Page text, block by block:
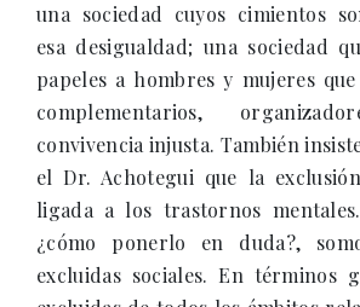
una sociedad cuyos cimientos
esa desigualdad; una sociedad
papeles a hombres y mujeres
complementarios,
convivencia injusta. También
el Dr. Achotegui que la
ligada a los trastornos
¿cómo ponerlo en duda?,
excluidas sociales. En términos